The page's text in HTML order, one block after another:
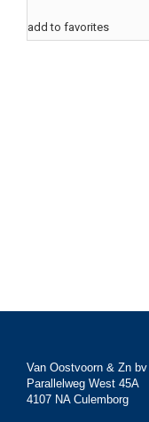
add to favorites
Van Oostvoorn & Zn bv
Parallelweg West 45A
4107 NA Culemborg